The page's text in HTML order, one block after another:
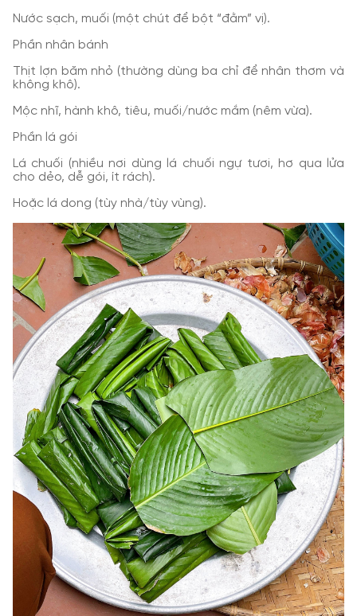
Nước sạch, muối (một chút để bột “đằm” vị).
Phần nhân bánh
Thịt lợn băm nhỏ (thường dùng ba chỉ để nhân thơm và
không khô).
Mộc nhĩ, hành khô, tiêu, muối/nước mắm (nêm vừa).
Phần lá gói
Lá chuối (nhiều nơi dùng lá chuối ngự tươi, hơ qua lửa
cho dẻo, dễ gói, ít rách).
Hoặc lá dong (tùy nhà/tùy vùng).